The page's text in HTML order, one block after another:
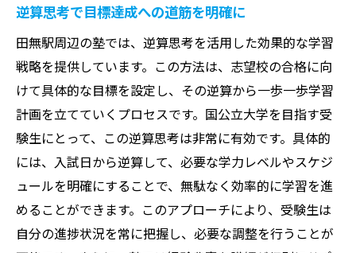
逆算思考で目標達成への道筋を明確に
田無駅周辺の塾では、逆算思考を活用した効果的な学習
戦略を提供しています。この方法は、志望校の合格に向
けて具体的な目標を設定し、その逆算から一歩一歩学習
計画を立てていくプロセスです。国公立大学を目指す受
験生にとって、この逆算思考は非常に有効です。具体的
には、入試日から逆算して、必要な学力レベルやスケジ
ュールを明確にすることで、無駄なく効率的に学習を進
めることができます。このアプローチにより、受験生は
自分の進捗状況を常に把握し、必要な調整を行うことが